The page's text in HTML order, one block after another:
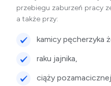
przebiegu zaburzeń pracy
a także przy:
kamicy pęcherzyka
raku jajnika,
ciąży